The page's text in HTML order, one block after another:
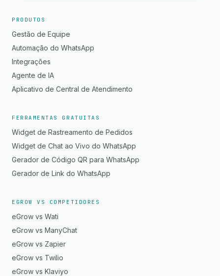
PRODUTOS
Gestão de Equipe
Automação do WhatsApp
Integrações
Agente de IA
Aplicativo de Central de Atendimento
FERRAMENTAS GRATUITAS
Widget de Rastreamento de Pedidos
Widget de Chat ao Vivo do WhatsApp
Gerador de Código QR para WhatsApp
Gerador de Link do WhatsApp
EGROW VS COMPETIDORES
eGrow vs Wati
eGrow vs ManyChat
eGrow vs Zapier
eGrow vs Twilio
eGrow vs Klaviyo